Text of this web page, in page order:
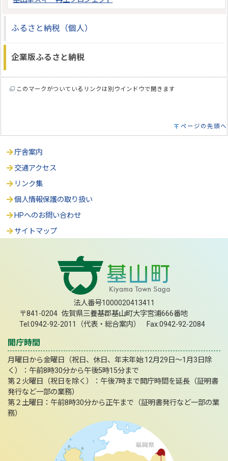
ふるさと納税（個人）
企業版ふるさと納税
このマークがついているリンクは別ウインドウで開きます
ページの先頭へ
庁舎案内
交通アクセス
リンク集
個人情報保護の取り扱い
HPへのお問い合わせ
サイトマップ
法人番号1000020413411
〒841-0204 佐賀県三養基郡基山町大字宮浦666番地
Tel:0942-92-2011（代表・総合案内） Fax:0942-92-2084
開庁時間
月曜日から金曜日（祝日、休日、年末年始:12月29日～1月3日除
く）：午前8時30分から午後5時15分まで
第２火曜日（祝日を除く）：午後7時まで開庁時間を延長（証明書
発行など一部の業務）
第２土曜日：午前8時30分から正午まで（証明書発行など一部の業
務）